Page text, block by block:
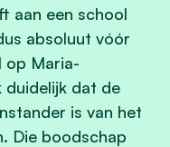
aan een school
absoluut vóór
op Maria-
duidelijk dat de
is van het
Die boodschap